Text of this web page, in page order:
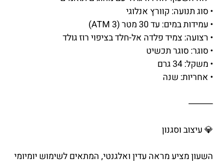
• סוג תנועה: קוורץ אנלוגי
• עמידות במים: עד 30 מטר (3 ATM)
• רצועה: צמיד פלדה אל-חלד בציפוי רוז גולד
• סוגר: סוגר תכשיט
• משקל: 34 גרם
• אחריות: שנה
⸻
💎 עיצוב וסגנון
השעון מציע מראה עדין ואלגנטי, המתאים לשימוש יומיומי